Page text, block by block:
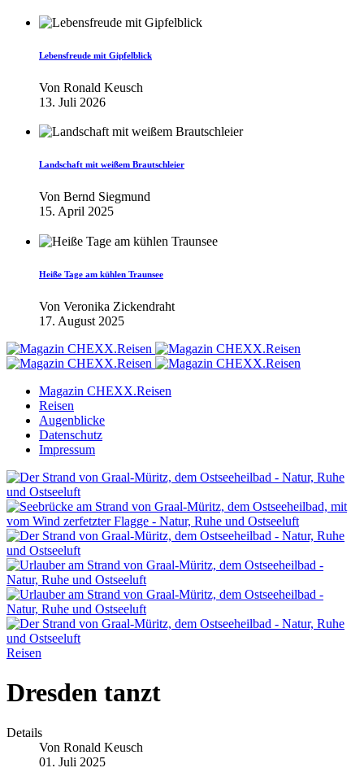
Lebensfreude mit Gipfelblick
Von Ronald Keusch
13. Juli 2026
Landschaft mit weißem Brautschleier
Von Bernd Siegmund
15. April 2025
Heiße Tage am kühlen Traunsee
Von Veronika Zickendraht
17. August 2025
Magazin CHEXX.Reisen
Reisen
Augenblicke
Datenschutz
Impressum
Reisen
Dresden tanzt
Details
Von Ronald Keusch
01. Juli 2025